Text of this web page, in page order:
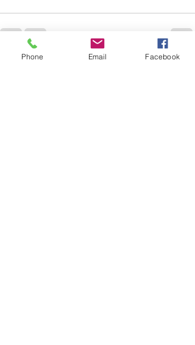
Related Posts See All
Phone Email Facebook